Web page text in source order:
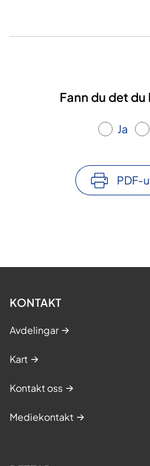
Fann du det
Ja
PDF-
KONTAKT
Avdelingar
Kart
Kontakt oss
Mediekontakt